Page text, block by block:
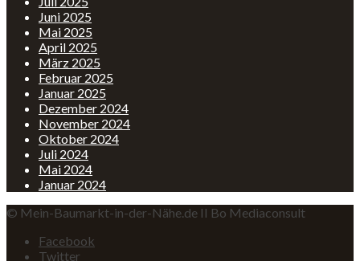
Juni 2025
Mai 2025
April 2025
März 2025
Februar 2025
Januar 2025
Dezember 2024
November 2024
Oktober 2024
Juli 2024
Mai 2024
Januar 2024
© Mein-Baumarkt-in-der-Nähe.de II Bo Mediaconsult
Facebook
Twitter